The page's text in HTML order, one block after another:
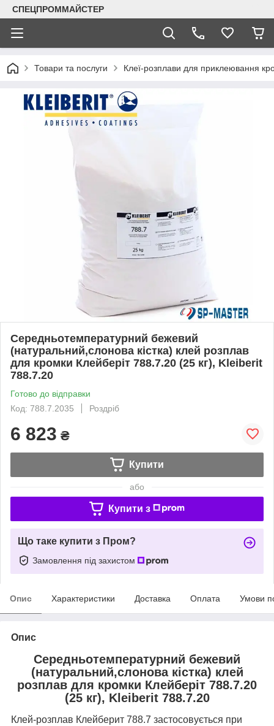
СПЕЦПРОММАЙСТЕР
Товари та послуги Клеї-розплави для приклеювання
Середньотемпературний бежевий
(натуральний,слонова кістка) клей розплав
для кромки Клейберіт 788.7.20 (25 кг), Kleiberit
788.7.20
Готово до відправки
Код: 788.7.2035
Роздріб
6 823 ₴
Купити
або
Купити з
Що таке купити з Пром?
Замовлення під захистом
Опис Характеристики Доставка Оплата Умови
Опис
Середньотемпературний бежевий
(натуральний,слонова кістка) клей
розплав для кромки Клейберіт 788.7.20
(25 кг), Kleiberit 788.7.20
Клей-розплав Клейберит 788.7 застосовується при